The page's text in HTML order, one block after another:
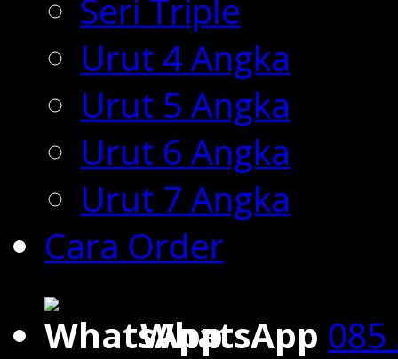
Seri Triple
Urut 4 Angka
Urut 5 Angka
Urut 6 Angka
Urut 7 Angka
Cara Order
WhatsApp 085